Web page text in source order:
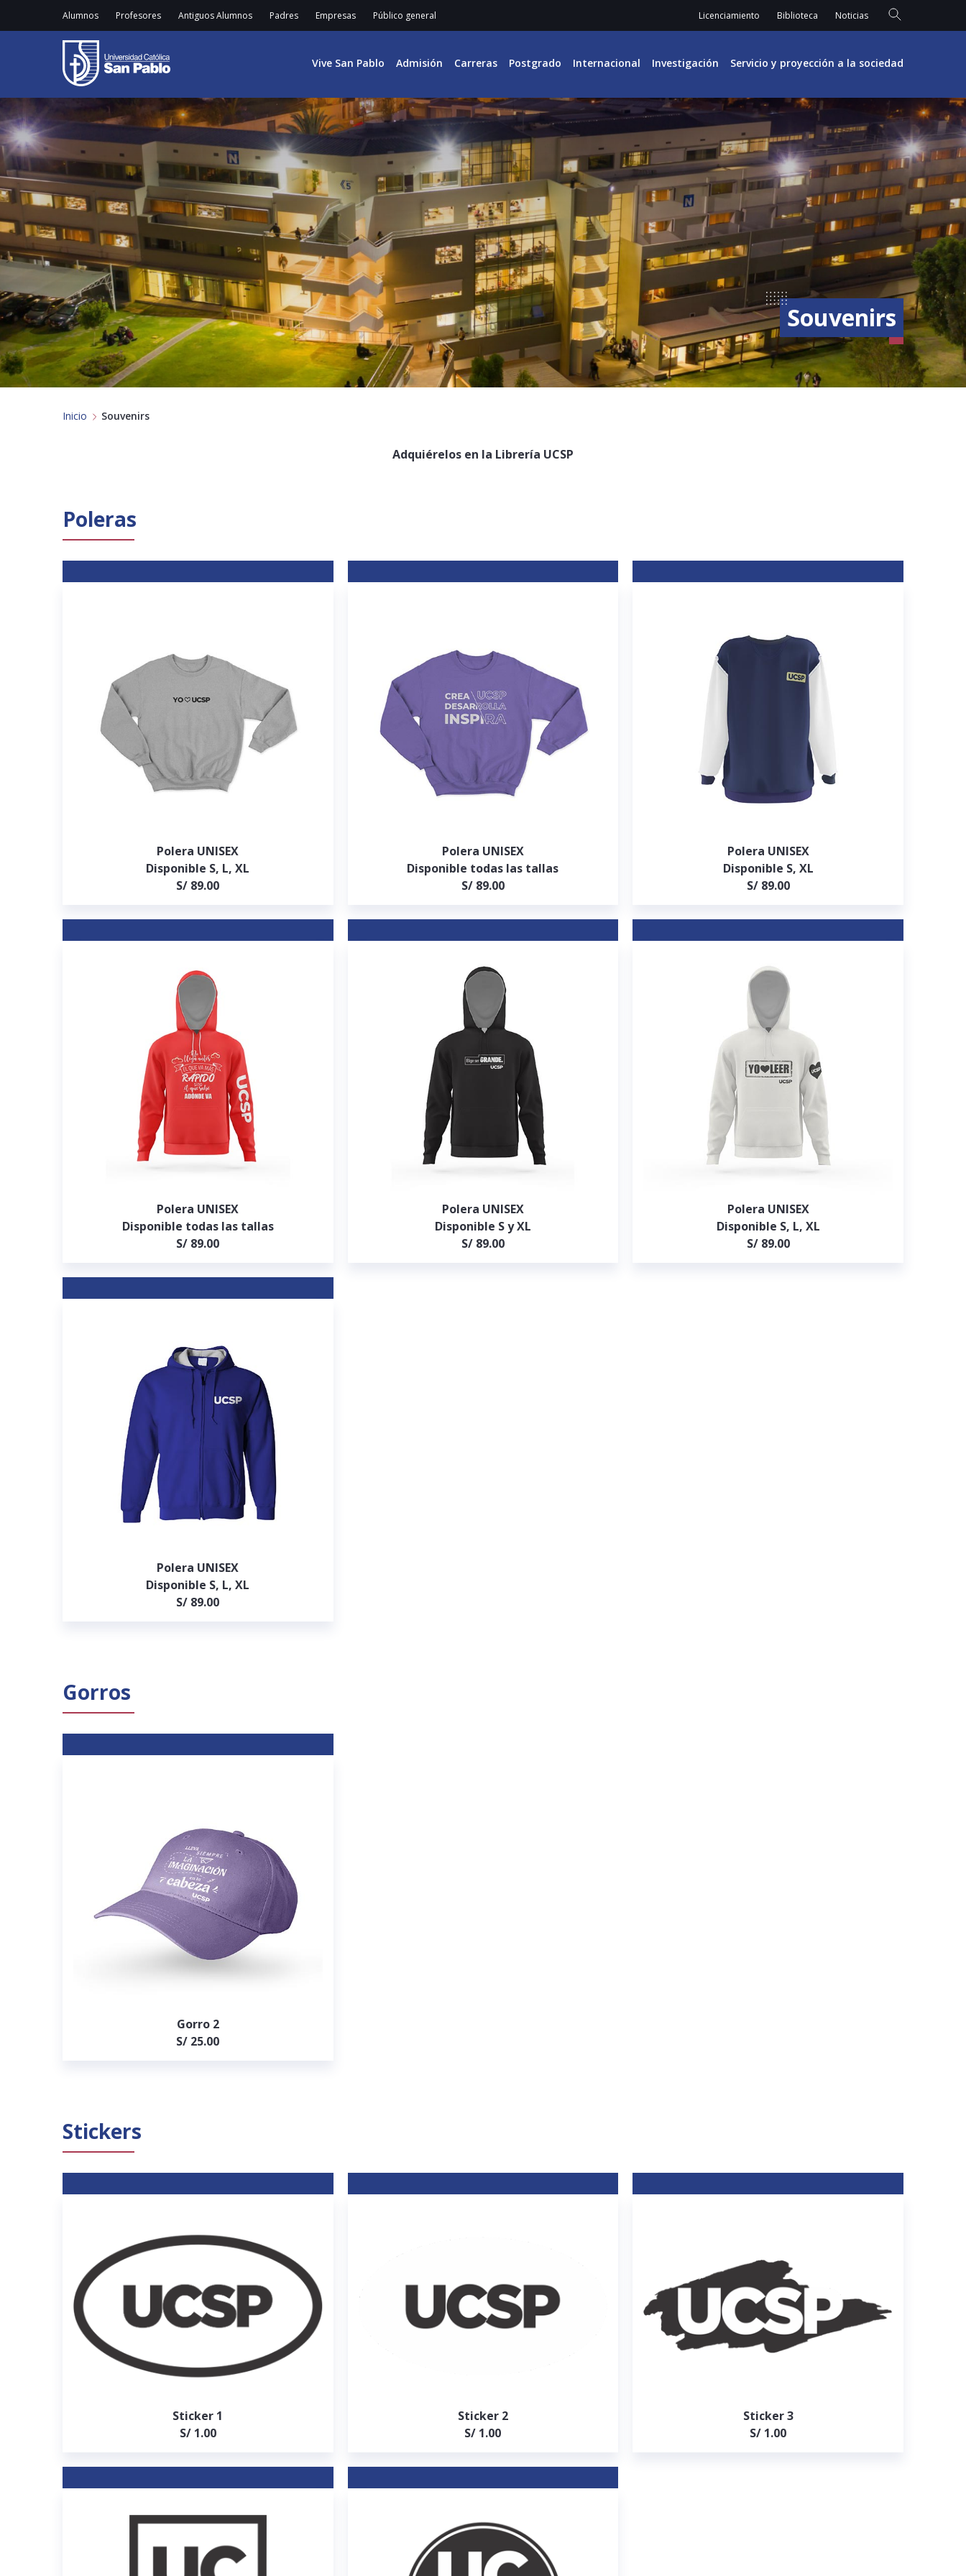
Alumnos Profesores Antiguos Alumnos Padres Empresas Público general Licenciamiento Biblioteca Noticias
Vive San Pablo Admisión Carreras Postgrado Internacional Investigación Servicio y proyección a la sociedad
Souvenirs
Inicio Souvenirs
Adquiérelos en la Librería UCSP
Poleras
Polera UNISEX
Disponible S, L, XL
S/ 89.00
Polera UNISEX
Disponible todas las tallas
S/ 89.00
Polera UNISEX
Disponible S, XL
S/ 89.00
Polera UNISEX
Disponible todas las tallas
S/ 89.00
Polera UNISEX
Disponible S y XL
S/ 89.00
Polera UNISEX
Disponible S, L, XL
S/ 89.00
Polera UNISEX
Disponible S, L, XL
S/ 89.00
Gorros
Gorro 2
S/ 25.00
Stickers
Sticker 1
S/ 1.00
Sticker 2
S/ 1.00
Sticker 3
S/ 1.00